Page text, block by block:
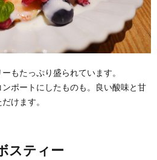
もたっぷり盛られています。
ポートにしたものも。良い酸味と甘
けます。
スティー